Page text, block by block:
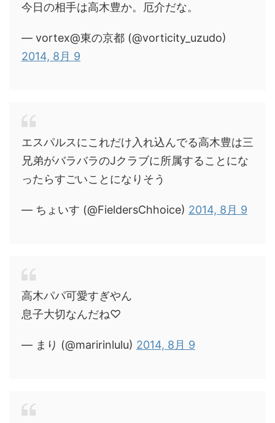
今日の相手は高木豊か。厄介だな。
— vortex@東の京都 (@vorticity_uzudo)
2014, 8月 9
エスパルスにこれだけ入れ込んでる高木豊は三
兄弟がバラバラのJクラブに所属することにな
ったらすごいことになりそう
— ちょいす (@FieldersChhoice) 2014, 8月 9
高木パパ可愛すぎやん
息子大切なんだね♡
— まり (@maririnlulu) 2014, 8月 9